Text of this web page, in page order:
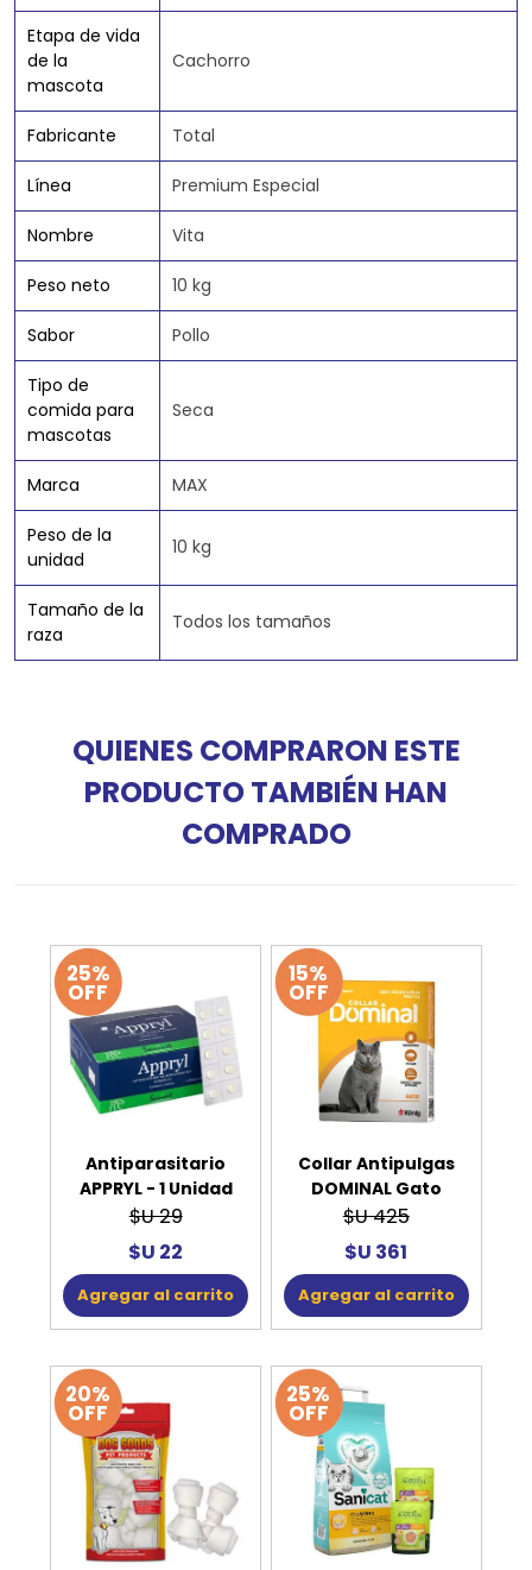
Etapa de vida
de la
mascota
Cachorro
Fabricante Total
Línea Premium Especial
Nombre Vita
Peso neto 10 kg
Sabor Pollo
Tipo de
comida para
mascotas
Seca
Marca MAX
Peso de la
unidad
10 kg
Tamaño de la
raza
Todos los tamaños
QUIENES COMPRARON ESTE
PRODUCTO TAMBIÉN HAN
COMPRADO
25%
OFF
Antiparasitario
APPRYL - 1 Unidad
$U 29
$U 22
Agregar al carrito
15%
OFF
Collar Antipulgas
DOMINAL Gato
$U 425
$U 361
Agregar al carrito
20%
OFF
25%
OFF